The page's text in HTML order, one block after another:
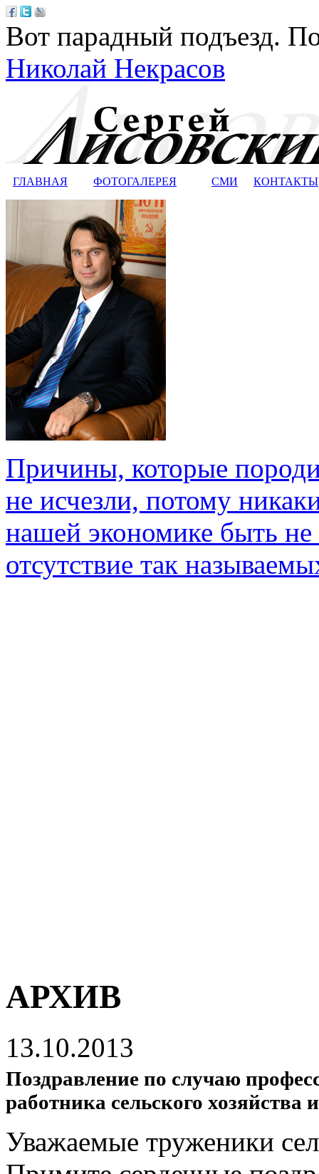
Вот парадный подъезд.
Николай Некрасов
ГЛАВНАЯ ФОТОГАЛЕРЕЯ СМИ КОНТАКТЫ
Причины, которые
не исчезли, потому
нашей экономике быть
отсутствие так
АРХИВ
13.10.2013
Поздравление по случаю
работника сельского
Уважаемые труженики